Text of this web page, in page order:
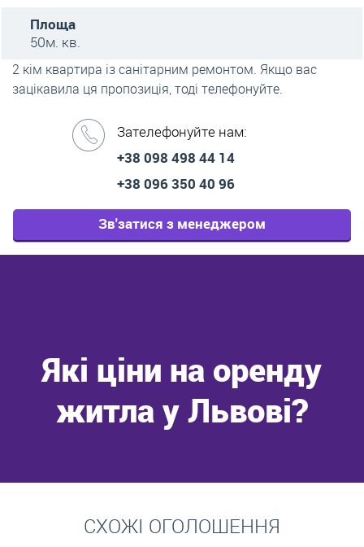
Площа
50м. кв.
2 кім квартира із санітарним ремонтом. Якщо вас
зацікавила ця пропозиція, тоді телефонуйте.
Зателефонуйте нам:
+38 098 498 44 14
+38 096 350 40 96
Зв'затися з менеджером
Які ціни на оренду
житла у Львові?
СХОЖІ ОГОЛОШЕННЯ